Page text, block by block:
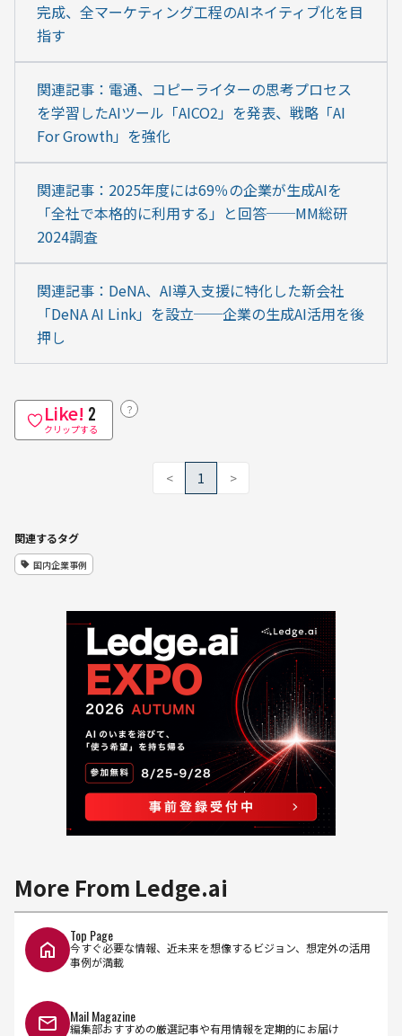
完成、全マーケティング工程のAIネイティブ化を目
指す
関連記事：電通、コピーライターの思考プロセス
を学習したAIツール「AICO2」を発表、戦略「AI
For Growth」を強化
関連記事：2025年度には69％の企業が生成AIを
「全社で本格的に利用する」と回答──MM総研
2024調査
関連記事：DeNA、AI導入支援に特化した新会社
「DeNA AI Link」を設立──企業の生成AI活用を後
押し
Like! 2
クリップする
？
< 1 >
関連するタグ
国内企業事例
More From Ledge.ai
Top Page
今すぐ必要な情報、近未来を想像するビジョン、想定外の活用
事例が満載
Mail Magazine
編集部おすすめの厳選記事や有用情報を定期的にお届け